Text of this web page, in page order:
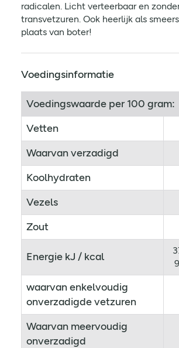
radicalen. Licht verteerbaar en
transvetzuren. Ook heerlijk als
plaats van boter!
Voedingsinformatie
Voedingswaarde per 100 gram:
Vetten
Waarvan verzadigd
Koolhydraten
Vezels
Zout
Energie kJ / kcal
waarvan enkelvoudig
onverzadigde vetzuren
Waarvan meervoudig
onverzadigd